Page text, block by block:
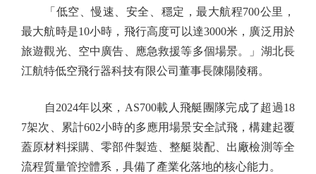
「低空、慢速、安全、穩定，最大航程700公里，
最大航時是10小時，飛行高度可以達3000米，廣泛用於
旅遊觀光、空中廣告、應急救援等多個場景。」湖北長
江航特低空飛行器科技有限公司董事長陳陽陵稱。
自2024年以來，AS700載人飛艇團隊完成了超過18
7架次、累計602小時的多應用場景安全試飛，構建起覆
蓋原材料採購、零部件製造、整艇裝配、出廠檢測等全
流程質量管控體系，具備了產業化落地的核心能力。